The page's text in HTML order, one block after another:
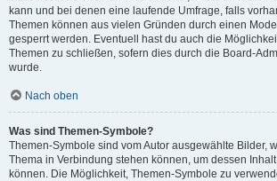
kann und bei denen eine laufende Umfrage, falls
Themen können aus vielen Gründen durch einen
gesperrt werden. Eventuell hast du auch die
Themen zu schließen, sofern dies durch die Board-
wurde.
Nach oben
Was sind Themen-Symbole?
Themen-Symbole sind vom Autor ausgewählte Bilder,
Thema in Verbindung stehen können, um dessen
können. Die Möglichkeit, Themen-Symbole zu